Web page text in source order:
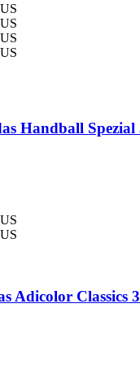
Handball Spezial
Adicolor Classics